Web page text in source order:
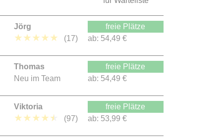
Jörg
★★★★★ (17)
freie Plätze
ab: 54,49 €
Thomas
Neu im Team
freie Plätze
ab: 54,49 €
Viktoria
★★★★★ (97)
freie Plätze
ab: 53,99 €